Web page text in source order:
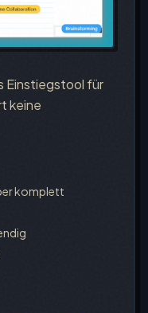
Einstiegstool für
keine
komplett